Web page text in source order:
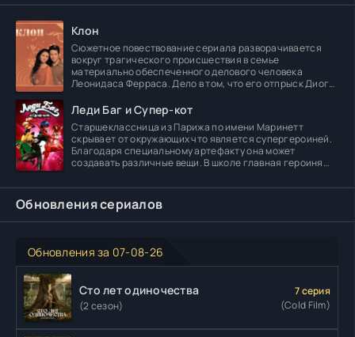
Клон
Сюжетное повествование сериала разворачивается
вокруг трагического происшествия в семье
материально обеспеченного делового человека
Леонидаса Ферраса. Дело в том, что его отпрыск Диога
Леди Баг и Супер-кот
Старшеклассница из Парижа по имени Маринетт
скрывает от окружающих что является супергероиней.
Благодаря специальному артефакту она может
создавать различные вещи. В школе главная героиня
Обновления сериалов
Обновления за 07-08-26
Сто лет одиночества
(2 сезон)
7 серия
(Cold Film)